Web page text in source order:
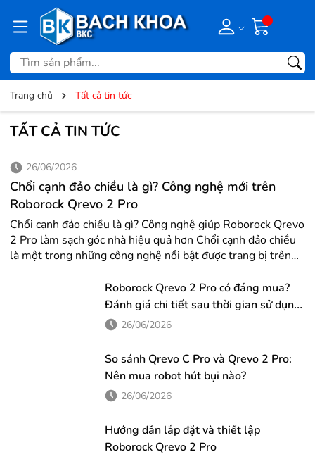
Trang chủ Tất cả tin tức
TẤT CẢ TIN TỨC
26/06/2026
Chổi cạnh đảo chiều là gì? Công nghệ mới trên
Roborock Qrevo 2 Pro
Chổi cạnh đảo chiều là gì? Công nghệ giúp Roborock Qrevo
2 Pro làm sạch góc nhà hiệu quả hơn Chổi cạnh đảo chiều
là một trong những công nghệ nổi bật được trang bị trên
làm sạch ở các góc tường và mép nhà – những vị trí mà
robot hút bụi thông thường thường khó tiếp cận. Khi robot
di chuyển vào góc hoặc dọc theo chân tường, chổi...
Roborock Qrevo 2 Pro có đáng mua?
Đánh giá chi tiết sau thời gian sử dụng
thực tế26/06/2026
So sánh Qrevo C Pro và Qrevo 2 Pro:
Nên mua robot hút bụi nào?
26/06/2026
Hướng dẫn lắp đặt và thiết lập
Roborock Qrevo 2 Pro